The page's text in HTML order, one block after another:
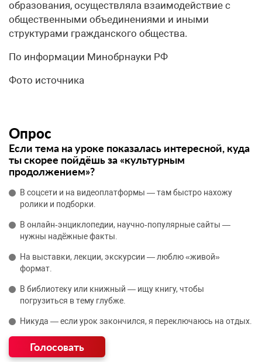
образования, осуществляла взаимодействие с
общественными объединениями и иными
структурами гражданского общества.
По информации Минобрнауки РФ
Фото источника
Опрос
Если тема на уроке показалась интересной, куда
ты скорее пойдёшь за «культурным
продолжением»?
В соцсети и на видеоплатформы — там быстро нахожу
ролики и подборки.
В онлайн‑энциклопедии, научно‑популярные сайты —
нужны надёжные факты.
На выставки, лекции, экскурсии — люблю «живой»
формат.
В библиотеку или книжный — ищу книгу, чтобы
погрузиться в тему глубже.
Никуда — если урок закончился, я переключаюсь на отдых.